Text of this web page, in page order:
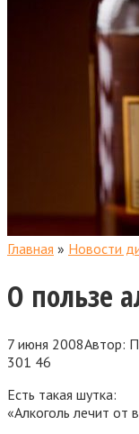
Главная » Новости
О пользе
7 июня 2008Автор:
301 46
Есть такая шутка:
«Алкоголь лечит от